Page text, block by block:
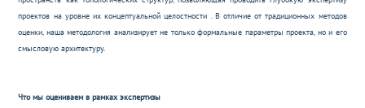
проектов на уровне их концептуальной целостности . В отличие от традиционных методов
оценки, наша методология анализирует не только формальные параметры проекта, но и его
смысловую архитектуру.
Что мы оцениваем в рамках экспертизы